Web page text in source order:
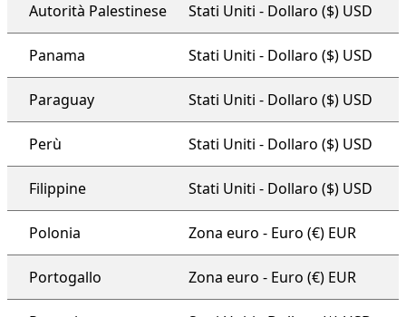
Autorità Palestinese Stati Uniti - Dollaro ($) USD
Panama Stati Uniti - Dollaro ($) USD
Paraguay Stati Uniti - Dollaro ($) USD
Perù Stati Uniti - Dollaro ($) USD
Filippine Stati Uniti - Dollaro ($) USD
Polonia Zona euro - Euro (€) EUR
Portogallo Zona euro - Euro (€) EUR